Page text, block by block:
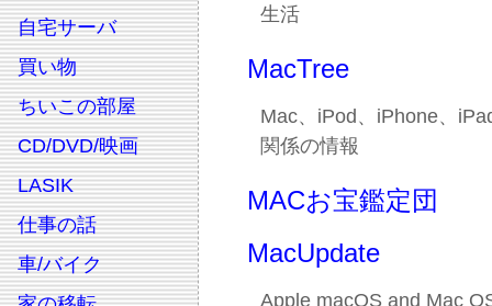
自宅サーバ
買い物
ちいこの部屋
CD/DVD/映画
LASIK
仕事の話
車/バイク
生活
MacTree
Mac、iPod、iPhone、
関係の情報
MACお宝鑑定団
MacUpdate
Apple macOS and Mac